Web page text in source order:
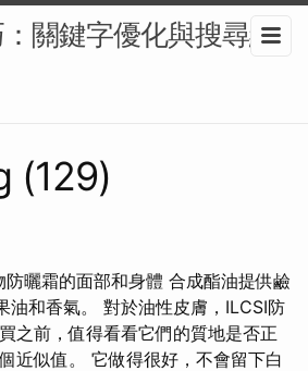
關鍵字優化與搜尋結
(129)
曬霜的面部和身體 合成酯油提供鹼
油和香氣。 對於油性皮膚，ILCSI防
之前，值得看看它們的質地是否正
近似值。 它做得很好，不會留下白